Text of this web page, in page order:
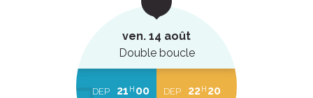
ven. 14 août
Double boucle
DEP 21 H 00 DEP 22 H 20